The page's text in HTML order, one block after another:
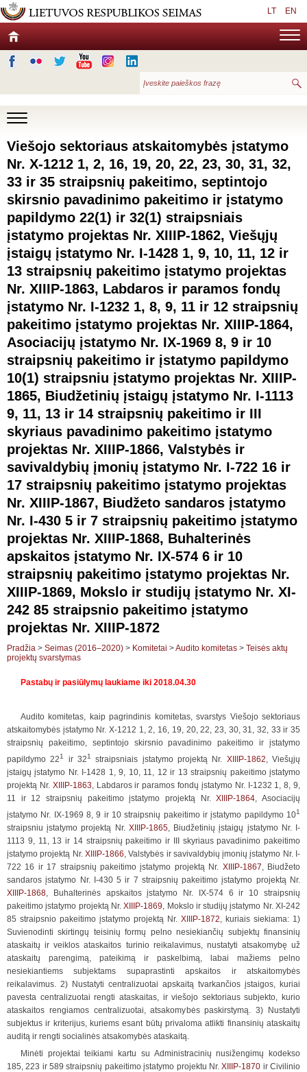
LT EN
Viešojo sektoriaus atskaitomybės įstatymo
Nr. X-1212 1, 2, 16, 19, 20, 22, 23, 30, 31, 32,
33 ir 35 straipsnių pakeitimo, septintojo
skirsnio pavadinimo pakeitimo ir įstatymo
papildymo 22(1) ir 32(1) straipsniais
įstatymo projektas Nr. XIIIP-1862, Viešųjų
įstaigų įstatymo Nr. I-1428 1, 9, 10, 11, 12 ir
13 straipsnių pakeitimo įstatymo projektas
Nr. XIIIP-1863, Labdaros ir paramos fondų
įstatymo Nr. I-1232 1, 8, 9, 11 ir 12 straipsnių
pakeitimo įstatymo projektas Nr. XIIIP-1864,
Asociacijų įstatymo Nr. IX-1969 8, 9 ir 10
straipsnių pakeitimo ir įstatymo papildymo
10(1) straipsniu įstatymo projektas Nr. XIIIP-
1865, Biudžetinių įstaigų įstatymo Nr. I-1113
9, 11, 13 ir 14 straipsnių pakeitimo ir III
skyriaus pavadinimo pakeitimo įstatymo
projektas Nr. XIIIP-1866, Valstybės ir
savivaldybių įmonių įstatymo Nr. I-722 16 ir
17 straipsnių pakeitimo įstatymo projektas
Nr. XIIIP-1867, Biudžeto sandaros įstatymo
Nr. I-430 5 ir 7 straipsnių pakeitimo įstatymo
projektas Nr. XIIIP-1868, Buhalterinės
apskaitos įstatymo Nr. IX-574 6 ir 10
straipsnių pakeitimo įstatymo projektas Nr.
XIIIP-1869, Mokslo ir studijų įstatymo Nr. XI-
242 85 straipsnio pakeitimo įstatymo
projektas Nr. XIIIP-1872
Pradžia > Seimas (2016–2020) > Komitetai >Audito komitetas > Teisės aktų
projektų svarstymas
Pastabų ir pasiūlymų laukiame iki 2018.04.30
Audito komitetas, kaip pagrindinis komitetas, svarstys Viešojo sektoriaus
atskaitomybės įstatymo Nr. X-1212 1, 2, 16, 19, 20, 22, 23, 30, 31, 32, 33 ir 35
straipsnių pakeitimo, septintojo skirsnio pavadinimo pakeitimo ir įstatymo
papildymo 221 ir 321 straipsniais įstatymo projektą Nr. XIIIP-1862, Viešųjų
įstaigų įstatymo Nr. I-1428 1, 9, 10, 11, 12 ir 13 straipsnių pakeitimo įstatymo
projektą Nr. XIIIP-1863, Labdaros ir paramos fondų įstatymo Nr. I-1232 1, 8, 9,
11 ir 12 straipsnių pakeitimo įstatymo projektą Nr.XIIIP-1864, Asociacijų
įstatymo Nr. IX-1969 8, 9 ir 10 straipsnių pakeitimo ir įstatymo papildymo 101
straipsniu įstatymo projektą Nr. XIIIP-1865, Biudžetinių įstaigų įstatymo Nr. I-
1113 9, 11, 13 ir 14 straipsnių pakeitimo ir III skyriaus pavadinimo pakeitimo
įstatymo projektą Nr. XIIIP-1866, Valstybės ir savivaldybių įmonių įstatymo Nr. I-
722 16 ir 17 straipsnių pakeitimo įstatymo projektą Nr. XIIIP-1867, Biudžeto
sandaros įstatymo Nr. I-430 5 ir 7 straipsnių pakeitimo įstatymo projektą Nr.
XIIIP-1868, Buhalterinės apskaitos įstatymo Nr. IX-574 6 ir 10 straipsnių
pakeitimo įstatymo projektą Nr.XIIIP-1869, Mokslo ir studijų įstatymo Nr. XI-242
85 straipsnio pakeitimo įstatymo projektą Nr. XIIIP-1872, kuriais siekiama: 1)
Suvienodinti skirtingų teisinių formų pelno nesiekiančių subjektų finansinių
ataskaitų ir veiklos ataskaitos turinio reikalavimus, nustatyti atsakomybę už
ataskaitų parengimą, pateikimą ir paskelbimą, labai mažiems pelno
nesiekiantiems subjektams supaprastinti apskaitos ir atskaitomybės
reikalavimus. 2) Nustatyti centralizuotai apskaitą tvarkančios įstaigos, kuriai
pavesta centralizuotai rengti ataskaitas, ir viešojo sektoriaus subjekto, kurio
ataskaitos rengiamos centralizuotai, atsakomybės paskirstymą. 3) Nustatyti
subjektus ir kriterijus, kuriems esant būtų privaloma atlikti finansinių ataskaitų
auditą ir rengti socialinės atsakomybės ataskaitą.
Minėti projektai teikiami kartu su Administracinių nusižengimų kodekso
185, 223 ir 589 straipsnių pakeitimo įstatymo projektu Nr.XIIIP-1870 ir Civilinio